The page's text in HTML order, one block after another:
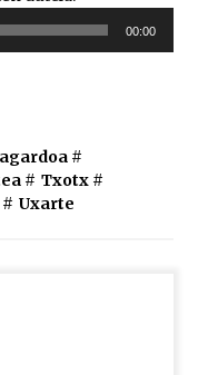
Habia
00:00
#
# Txotx#
Uxarte